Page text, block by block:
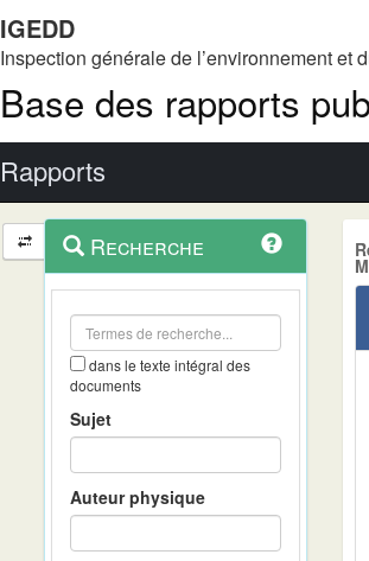
IGEDD
Inspection générale de l’environnement et
Base des rapports
Rapports
Navigation
et
outils
contextuel
Recherche
dans le texte intégral des
documents
Sujet
Auteur physique